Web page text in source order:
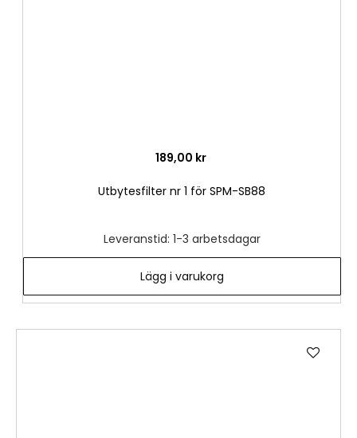
189,00 kr
Utbytesfilter nr 1 för SPM-SB88
Leveranstid: 1-3 arbetsdagar
Lägg i varukorg